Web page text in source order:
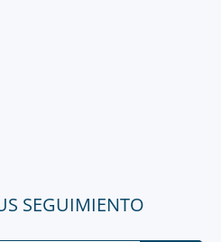
SEGUIMIENTO